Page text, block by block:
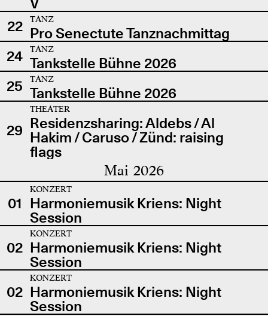
22
TANZ
Pro Senectute Tanznachmittag
24
TANZ
Tankstelle Bühne 2026
25
TANZ
Tankstelle Bühne 2026
29
THEATER
Residenzsharing: Aldebs / Al
Hakim / Caruso / Zünd: raising
flags
Mai 2026
01
KONZERT
Harmoniemusik Kriens: Night
Session
02
KONZERT
Harmoniemusik Kriens: Night
Session
02
KONZERT
Harmoniemusik Kriens: Night
Session